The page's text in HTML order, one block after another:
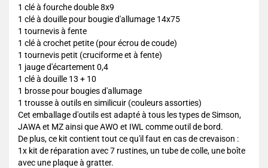
1 clé à fourche double 8x9
1 clé à douille pour bougie d'allumage 14x75
1 tournevis à fente
1 clé à crochet petite (pour écrou de coude)
1 tournevis petit (cruciforme et à fente)
1 jauge d'écartement 0,4
1 clé à douille 13 + 10
1 brosse pour bougies d'allumage
1 trousse à outils en similicuir (couleurs assorties)
Cet emballage d'outils est adapté à tous les types de Simson,
JAWA et MZ ainsi que AWO et IWL comme outil de bord.
De plus, ce kit contient tout ce qu'il faut en cas de crevaison :
1x kit de réparation avec 7 rustines, un tube de colle, une boîte
avec une plaque à gratter.